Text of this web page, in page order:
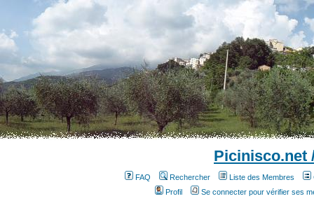
Picinisco.net
FAQ Rechercher Liste des Membres
Profil
Se connecter pour vérifier ses